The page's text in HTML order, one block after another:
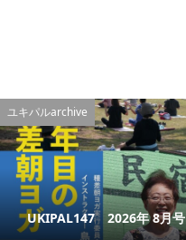
ユキパルarchive
UKIPAL147 2026年 8月号